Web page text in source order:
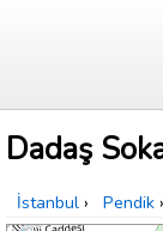
Dadaş
İstanbul › Pendik ›